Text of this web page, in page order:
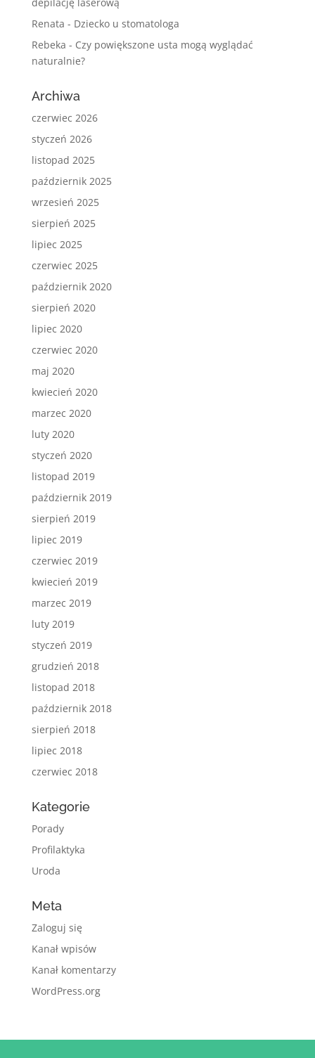
Renata - Dziecko u stomatologa
Rebeka - Czy powiększone usta mogą wyglądać
naturalnie?
Archiwa
czerwiec 2026
styczeń 2026
listopad 2025
październik 2025
wrzesień 2025
sierpień 2025
lipiec 2025
czerwiec 2025
październik 2020
sierpień 2020
lipiec 2020
czerwiec 2020
maj 2020
kwiecień 2020
marzec 2020
luty 2020
styczeń 2020
listopad 2019
październik 2019
sierpień 2019
lipiec 2019
czerwiec 2019
kwiecień 2019
marzec 2019
luty 2019
styczeń 2019
grudzień 2018
listopad 2018
październik 2018
sierpień 2018
lipiec 2018
czerwiec 2018
Kategorie
Porady
Profilaktyka
Uroda
Meta
Zaloguj się
Kanał wpisów
Kanał komentarzy
WordPress.org